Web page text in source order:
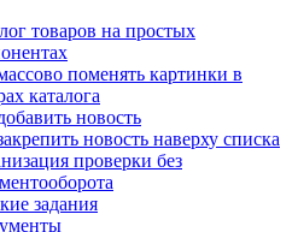
товаров на простых
поменять картинки в
каталога
новость
новость наверху списка
проверки без
задания